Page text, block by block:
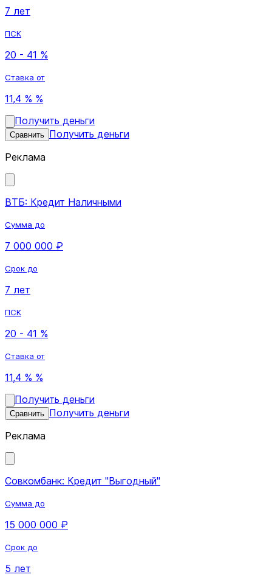
7 лет
ПСК
20 - 41 %
Ставка от
11,4 % %
Получить деньги
Сравнить Получить деньги
Реклама
ВТБ: Кредит Наличными
Сумма до
7 000 000 ₽
Срок до
7 лет
ПСК
20 - 41 %
Ставка от
11,4 % %
Получить деньги
Сравнить Получить деньги
Реклама
Совкомбанк: Кредит "Выгодный"
Сумма до
15 000 000 ₽
Срок до
5 лет